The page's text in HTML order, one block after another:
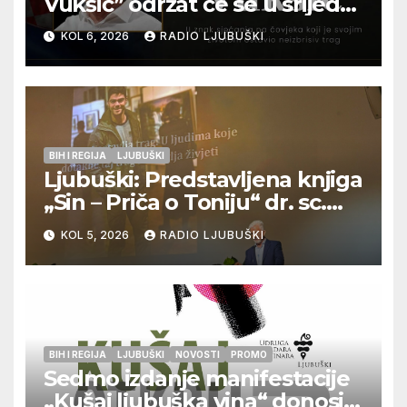
12. kolovoza u Otoku
KOL 6, 2026 RADIO LJUBUŠKI
BIH I REGIJA LJUBUŠKI
Ljubuški: Predstavljena knjiga
„Sin – Priča o Toniju“ dr. sc.
Zdenka Hercega
KOL 5, 2026 RADIO LJUBUŠKI
BIH I REGIJA LJUBUŠKI NOVOSTI PROMO
Sedmo izdanje manifestacije
„Kušaj ljubuška vina“ donosi